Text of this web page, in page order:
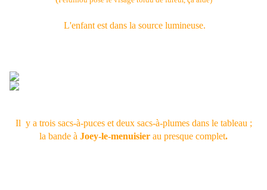
L'enfant est dans la source lumineuse.
Il y a trois sacs-à-puces et deux sacs-à-plumes dans le tableau ;
la bande à Joey-le-menuisier au presque complet.